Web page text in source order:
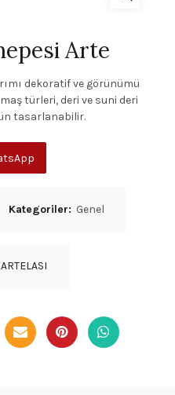
Arte
dekoratif ve görünümü
türleri, deri ve suni deri
tasarlanabilir.
Kategoriler: Genel